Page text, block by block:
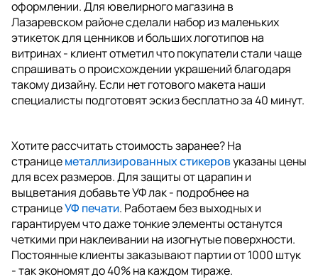
оформлении. Для ювелирного магазина в
Лазаревском районе сделали набор из маленьких
этикеток для ценников и больших логотипов на
витринах - клиент отметил что покупатели стали чаще
спрашивать о происхождении украшений благодаря
такому дизайну. Если нет готового макета наши
специалисты подготовят эскиз бесплатно за 40 минут.
Хотите рассчитать стоимость заранее? На
страницеметаллизированных стикеровуказаны цены
для всех размеров. Для защиты от царапин и
выцветания добавьте УФ лак - подробнее на
страницеУФ печати. Работаем без выходных и
гарантируем что даже тонкие элементы останутся
четкими при наклеивании на изогнутые поверхности.
Постоянные клиенты заказывают партии от 1000 штук
- так экономят до 40% на каждом тираже.